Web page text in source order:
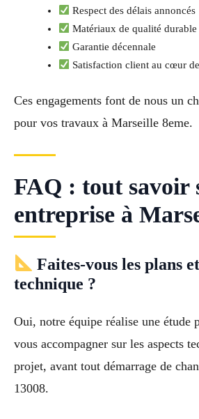
Respect des délais annoncés
Matériaux de qualité durable
Garantie décennale
Satisfaction client au cœur
Ces engagements font de nous un
pour vos travaux à Marseille 8eme.
FAQ : tout savoir
entreprise à
Faites-vous les plans
technique ?
Oui, notre équipe réalise une étude
vous accompagner sur les aspects
projet, avant tout démarrage de
13008.